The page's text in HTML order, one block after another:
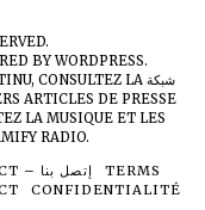
BY WORDPRESS.
CONSULTEZ LAشبكة
ARTICLES DE PRESSE
LA MUSIQUE ET LES
RADIO.
CONTACT – إتصل بنا
TERMS
CONFIDENTIALITÉ